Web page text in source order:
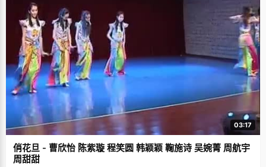
果：质疑是"高考移民"，遭受户籍调查。 在一个名不见经传的学校突然出了
两个高考状元，除了让人吃惊外，也引起了个别优秀学校的质疑，于是种种
关于"高考移民"的谣言满天飞，林婵娟在刚得知状元之后就进入了冷漠的调
查门。当时教育局，公安局以及人事局组成了&lsquo;三局联查&rsquo;特别
行动组，对林婵娟以及另外一个女状元进行了彻底的盘查。毕竟，"高考移
民"确实是高考中存在的不合法的敏感话题。"当时刚好我的户口出了点问
题，之前一直是集体户口，2000年才翻新，所以被质疑是移民"，林婵娟说
起当时的事情，还是有些愤然，"他们问了我好多问题，而且以先入为主的偏
见看待我们，好像我们真的是高考移民似的。我当时特别愤慨，觉得他们凭
什么要怀疑我们，甚至跟他们弄得很不愉快。"还好，琼海市政府，学校，同
学老师都很支持他们，当地的很多市民都很热心的为他们出头作证，尤其是
门口早餐店的老板娘还上网力挺林婵娟："好多年了，她天天在我这里吃早
餐，怎么可能是高考移民呢？"林婵娟的同桌也很无奈的说："我跟她坐一起
三年了，没有任何证据可以证明她曾经离开过。"不管从何种手段，特别行动
哈哈一笑说："可能我外形还比较像高考移民吧，长得不像海南人"。 不过往
长一点说，林婵娟确实是"移民"到海南的，她在广东出生长大，小学二年级
03:17
俏花旦 - 曹欣怡 陈紫璇 程笑圆 韩颖颖 鞠施诗 吴婉菁 周航宇
周甜甜